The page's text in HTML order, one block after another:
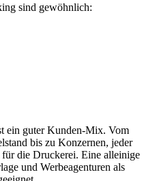
sind gewöhnlich:
ein guter Kunden-Mix. Vom
bis zu Konzernen, jeder
die Druckerei. Eine alleinige
und Werbeagenturen als